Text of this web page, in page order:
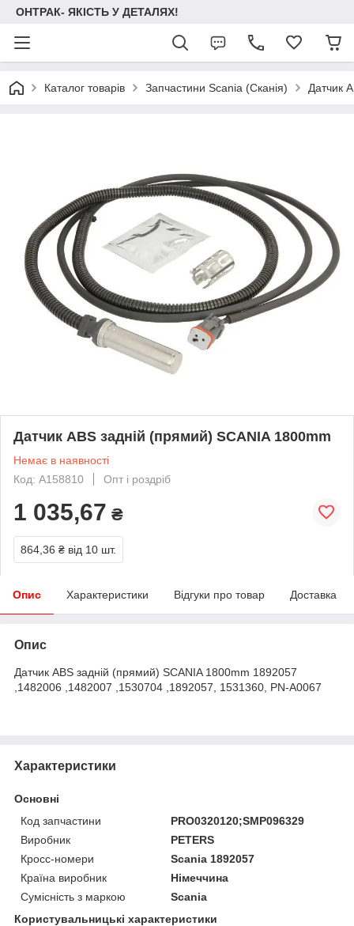
ОНТРАК- ЯКІСТЬ У ДЕТАЛЯХ!
Каталог товарів Запчастини Scania (Сканія) Датчик
Датчик ABS задній (прямий) SCANIA 1800mm
Немає в наявності
Код: A158810
Опт і роздріб
1 035,67 ₴
864,36 ₴ від 10 шт.
Опис Характеристики Відгуки про товар Доставка
Опис
Датчик ABS задній (прямий) SCANIA 1800mm 1892057
,1482006 ,1482007 ,1530704 ,1892057, 1531360, PN-A0067
Характеристики
Основні
Код запчастини
PRO0320120;SMP096329
Виробник
PETERS
Кросс-номери
Scania 1892057
Країна виробник
Німеччина
Сумісність з маркою
Scania
Користувальницькі характеристики